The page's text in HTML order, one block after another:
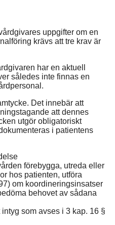
uppgifter om en
krävs att tre krav är
har en aktuell
således inte finnas en
Det innebär att
att dennes
utgör obligatoriskt
i patientens
förebygga, utreda eller
hos patienten, utföra
om koordineringsinsatser
behovet av sådana
som avses i 3 kap. 16 §